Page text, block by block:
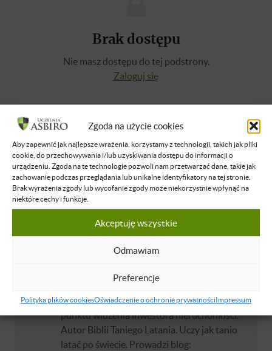
Zgoda na użycie cookies
Aby zapewnić jak najlepsze wrażenia, korzystamy z technologii, takich jak pliki
cookie, do przechowywania i/lub uzyskiwania dostępu do informacji o
urządzeniu. Zgoda na te technologie pozwoli nam przetwarzać dane, takie jak
zachowanie podczas przeglądania lub unikalne identyfikatory na tej stronie.
Brak wyrażenia zgody lub wycofanie zgody może niekorzystnie wpłynąć na
niektóre cechy i funkcje.
Akceptuję wszystkie
Odmawiam
Preferencje
Polityka plików cookiesOświadczenie o ochronie prywatnościImpressum
Brak dostępu
Nie masz dostępu do tej podstrony.
Zaloguj się
O WYKŁADOWCY
Dawid Dudek
Przedsiębiorca, trener biznesu, zajmuje się
szkoleniami z zakresu sprzedaży, technik
pozyskiwania klientów i behawioralnego
targetowania reklamy. Od 2 lat zajmuje
się także analizą social media nastawioną na
rynku nieruchomości. W swoich działaniach
poszukiwaniu kontaktów do osób
zadłużonych, które posiadają atrakcyjne z
punktu widzenia inwestora nieruchomości.
Autor Biblii Taniego Latania. Uczy jak tanio
latać po świecie. Prowadzi blog: